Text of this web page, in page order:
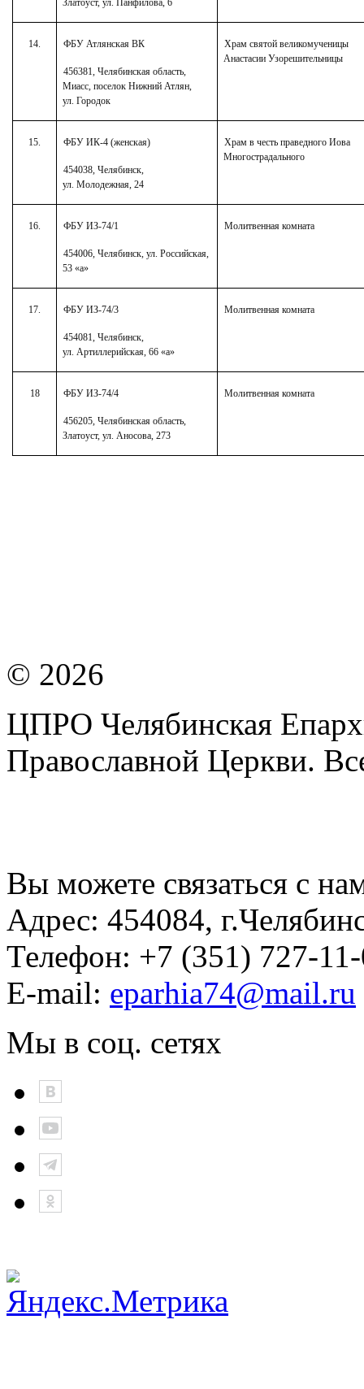
Златоуст, ул. Панфилова, 6
14. ФБУ Атлянская ВК
456381, Челябинская область,
Миасс, поселок Нижний Атлян,
ул. Городок
Храм святой великомученицы
Анастасии Узорешительницы
15. ФБУ ИК-4 (женская)
454038, Челябинск,
ул. Молодежная, 24
Храм в честь праведного Иова
Многострадального
16. ФБУ ИЗ-74/1
454006, Челябинск, ул. Российская,
53 «а»
Молитвенная комната
17. ФБУ ИЗ-74/3
454081, Челябинск,
ул. Артиллерийская, 66 «а»
Молитвенная комната
18 ФБУ ИЗ-74/4
456205, Челябинская область,
Златоуст, ул. Аносова, 273
Молитвенная комната
© 2026
ЦПРО Челябинская
Православной Церкви.
Вы можете связаться с
Адрес: 454084,
Телефон: +7 (351) 727-
E-mail: eparhia74@mail.ru
Мы в соц. сетях